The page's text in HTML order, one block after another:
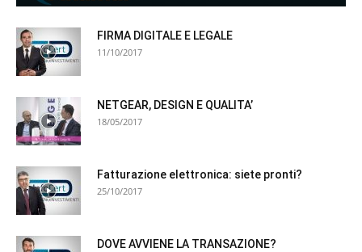
FIRMA DIGITALE E LEGALE
11/10/2017
NETGEAR, DESIGN E QUALITA’
18/05/2017
Fatturazione elettronica: siete pronti?
25/10/2017
DOVE AVVIENE LA TRANSAZIONE?